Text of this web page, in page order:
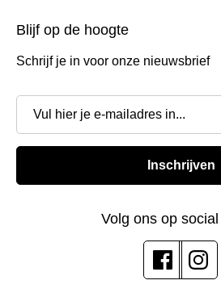
Blijf op de hoogte
Schrijf je in voor onze nieuwsbrief
Inschrijven
Volg ons op